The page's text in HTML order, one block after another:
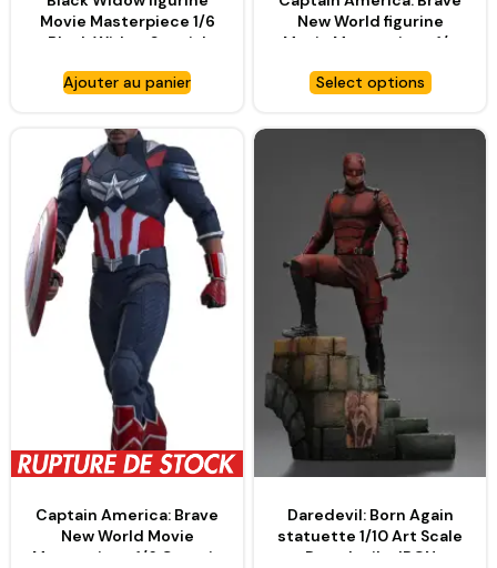
Movie Masterpiece 1/6
Black Widow Special
Ajouter au panier
New World figurine
Movie Masterpiece 1/6
TOYS
Select options
Captain America: Brave
New World Movie
Masterpiece 1/6 Captain
Daredevil: Born Again
statuette 1/10 Art Scale
Daredevil – IRON